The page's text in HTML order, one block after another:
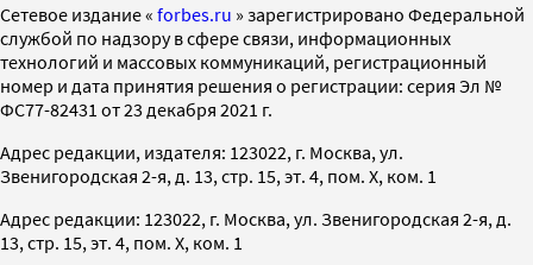
Cетевое издание « forbes.ru » зарегистрировано Федеральной
службой по надзору в сфере связи, информационных
технологий и массовых коммуникаций, регистрационный
номер и дата принятия решения о регистрации: серия Эл №
ФС77-82431 от 23 декабря 2021 г.
Адрес редакции, издателя: 123022, г. Москва, ул.
Звенигородская 2-я, д. 13, стр. 15, эт. 4, пом. X, ком. 1
Адрес редакции: 123022, г. Москва, ул. Звенигородская 2-я, д.
13, стр. 15, эт. 4, пом. X, ком. 1